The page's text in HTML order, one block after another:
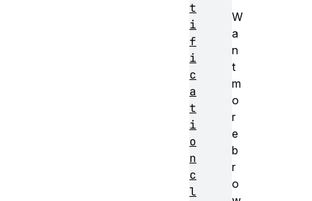
W
a
n
t
m
o
r
e
b
r
o
t
i
f
i
c
a
t
i
o
n
c
l